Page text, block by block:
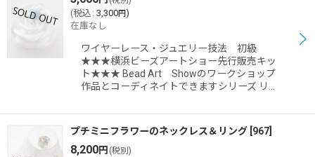
(税込 : 3,300円)
在庫なし
ワイヤーレース・ジュエリー技法 初級
★★★横浜ビーズアートショー先行販売キッ
ト★★★ Bead Art Showのワークショップ
作品とコーディネイトできますシリーズ リ…
プチミニフラワーのネックレス＆リング 967
8,200円 (税別)